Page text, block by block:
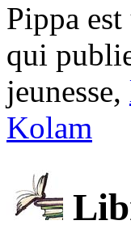
Pippa
qui
jeunesse,
Kolam